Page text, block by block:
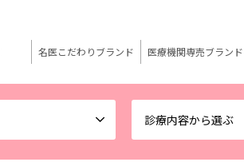
診療内容から選ぶ
名医こだわりブランド 医療機関専売ブランド